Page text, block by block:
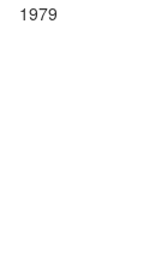
1979